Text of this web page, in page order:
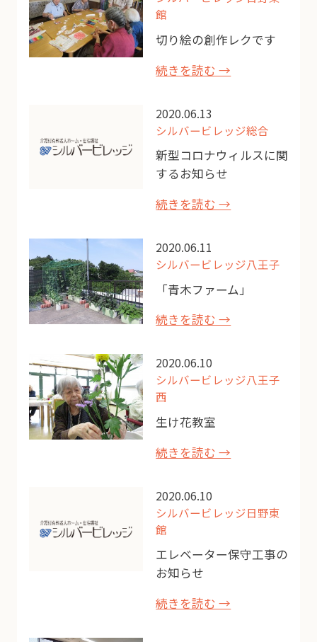
館
切り絵の創作レクです
続きを読む →
2020.06.13
シルバービレッジ総合
新型コロナウィルスに関
するお知らせ
続きを読む →
2020.06.11
シルバービレッジ八王子
「青木ファーム」
続きを読む →
2020.06.10
シルバービレッジ八王子
西
生け花教室
続きを読む →
2020.06.10
シルバービレッジ日野東
館
エレベーター保守工事の
お知らせ
続きを読む →